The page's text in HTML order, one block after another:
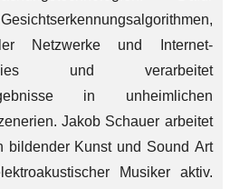
Netzwerke und Internet-
und verarbeitet
in unheimlichen
Jakob Schauer arbeitet
bildender Kunst und Sound Art
Musiker aktiv.